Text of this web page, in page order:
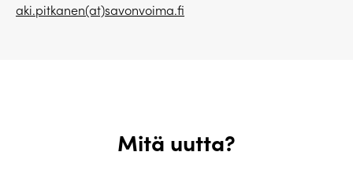
aki.pitkanen(at)savonvoima.fi
Mitä uutta?